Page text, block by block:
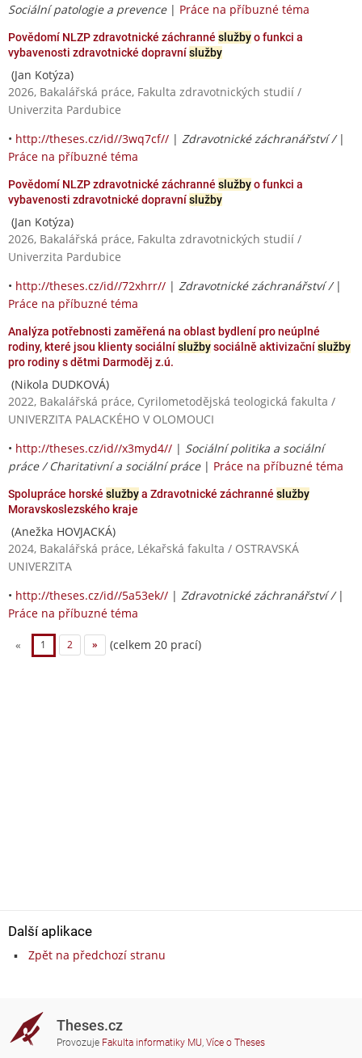
Sociální patologie a prevence| Práce na příbuzné téma
Povědomí NLZP zdravotnické záchranné službyo funkci a
vybavenosti zdravotnické dopravníslužby
(Jan Kotýza)
2026, Bakalářská práce, Fakulta zdravotnických studií /
Univerzita Pardubice
• http://theses.cz/id//3wq7cf// | Zdravotnické záchranářství / |
Práce na příbuzné téma
Povědomí NLZP zdravotnické záchranné službyo funkci a
vybavenosti zdravotnické dopravníslužby
(Jan Kotýza)
2026, Bakalářská práce, Fakulta zdravotnických studií /
Univerzita Pardubice
• http://theses.cz/id//72xhrr// | Zdravotnické záchranářství / |
Práce na příbuzné téma
Analýza potřebnosti zaměřená na oblast bydlení pro neúplné
rodiny, které jsou klienty sociálníslužbysociálně aktivizačníslužby
pro rodiny s dětmi Darmoděj z.ú.
(Nikola DUDKOVÁ)
2022, Bakalářská práce, Cyrilometodějská teologická fakulta /
UNIVERZITA PALACKÉHO V OLOMOUCI
• http://theses.cz/id//x3myd4// | Sociální politika a sociální
práce / Charitativní a sociální práce| Práce na příbuzné téma
Spolupráce horské službya Zdravotnické záchranné služby
Moravskoslezského kraje
(Anežka HOVJACKÁ)
2024, Bakalářská práce, Lékařská fakulta / OSTRAVSKÁ
UNIVERZITA
• http://theses.cz/id//5a53ek// | Zdravotnické záchranářství / |
Práce na příbuzné téma
« 1 2 » (celkem 20 prací)
Další aplikace
Zpět na předchozí stranu
Theses.cz
Provozuje Fakulta informatiky MU, Více o Theses